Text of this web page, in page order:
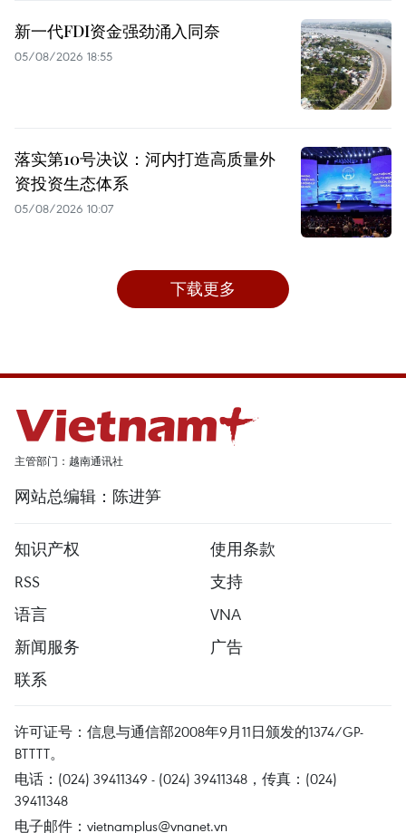
新一代FDI资金强劲涌入同奈
05/08/2026 18:55
落实第10号决议：河内打造高质量外
资投资生态体系
05/08/2026 10:07
下载更多
主管部门：越南通讯社
网站总编辑：陈进笋
知识产权
使用条款
RSS
支持
语言
VNA
新闻服务
广告
联系
许可证号：信息与通信部2008年9月11日颁发的1374/GP-
BTTTT。
电话：(024) 39411349 - (024) 39411348，传真：(024)
39411348
电子邮件： vietnamplus@vnanet.vn